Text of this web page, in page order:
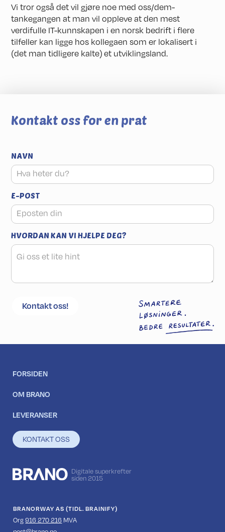
Vi tror også det vil gjøre noe med oss/dem-
tankegangen at man vil oppleve at den mest
verdifulle IT-kunnskapen i en norsk bedrift i flere
tilfeller kan ligge hos kollegaen som er lokalisert i
(det man tidligere kalte) et utviklingsland.
Kontakt oss for en prat
NAVN
E-POST
HVORDAN KAN VI HJELPE DEG?
FORSIDEN
OM BRANO
LEVERANSER
KONTAKT OSS
Digitale superkrefter
siden 2015
BRANORWAY AS (TIDL. BRAINIFY)
Org916 270 216 MVA